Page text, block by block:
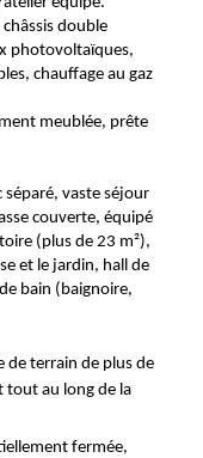
double
photovoltaïques,
chauffage au gaz
meublée, prête
séparé, vaste séjour
couverte, équipé
(plus de 23 m²),
et le jardin, hall de
bain (baignoire,
de terrain de plus de
tout au long de la
fermée,